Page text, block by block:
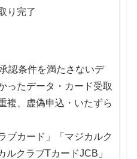
り完了
認条件を満たさないデ
ったデータ・カード受取
複、虚偽申込・いたずら
ブカード」「マジカルク
ルクラブTカードJCB」